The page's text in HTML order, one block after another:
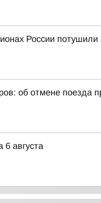
России
об отмене поезда
6 августа